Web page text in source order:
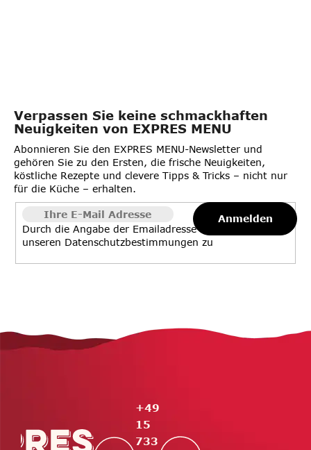
Verpassen Sie keine schmackhaften
Neuigkeiten von EXPRES MENU
Abonnieren Sie den EXPRES MENU-Newsletter und
gehören Sie zu den Ersten, die frische Neuigkeiten,
köstliche Rezepte und clevere Tipps & Tricks – nicht nur
für die Küche – erhalten.
Durch die Angabe der Emailadresse stimmen Sie
unseren Datenschutzbestimmungen zu
Anmelden
F
u
+49
15
733